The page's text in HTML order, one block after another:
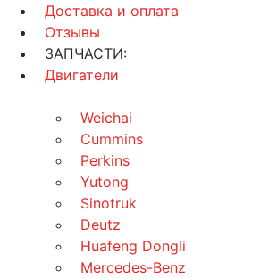
Доставка и оплата
Отзывы
ЗАПЧАСТИ:
Двигатели
Weichai
Cummins
Perkins
Yutong
Sinotruk
Deutz
Huafeng Dongli
Mercedes-Benz